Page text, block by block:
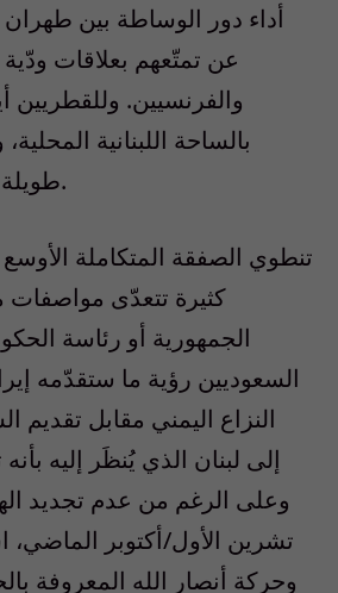
أداء دور الوساطة بين طهران
عن تمتّعهم بعلاقات ودّية
والفرنسيين. وللقطريين
بالساحة اللبنانية
طويلة روابط بحزب الله.
تنطوي الصفقة المتكاملة
كثيرة تتعدّى
الجمهورية أو رئاسة
السعوديين رؤية ما ستقدّمه
النزاع اليمني مقابل تقديم
إلى لبنان الذي يُنظَر إليه
وعلى الرغم من عدم تجديد
تشرين الأول/أكتوبر الماضي،
وحركة أنصار الله المعروفة